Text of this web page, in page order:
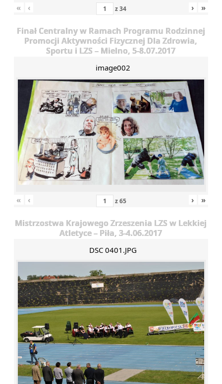
« ‹ z34 › »
Finał Centralny w Ramach Programu Rodzinnej
Promocji Aktywności Fizycznej Dla Zdrowia,
Sportu i LZS – Mielno, 5-8.07.2017
image002
« ‹ z65 › »
Mistrzostwa Krajowego Zrzeszenia LZS w Lekkiej
Atletyce – Piła, 3-4.06.2017
DSC 0401.JPG